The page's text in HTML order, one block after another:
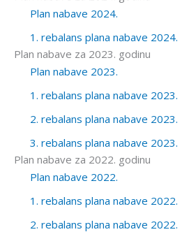
Plan nabave 2024.
1. rebalans plana nabave 2024.
Plan nabave za 2023. godinu
Plan nabave 2023.
1. rebalans plana nabave 2023.
2. rebalans plana nabave 2023.
3. rebalans plana nabave 2023.
Plan nabave za 2022. godinu
Plan nabave 2022.
1. rebalans plana nabave 2022.
2. rebalans plana nabave 2022.